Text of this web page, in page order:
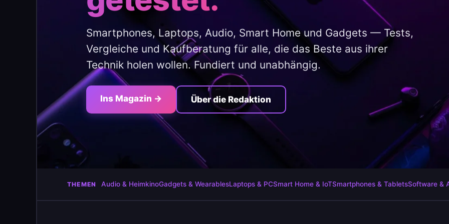
Smartphones, Laptops, Audio, Smart Home und Gadgets — Tests,
Vergleiche und Kaufberatung für alle, die das Beste aus ihrer
Technik holen wollen. Fundiert und unabhängig.
Ins Magazin → Über die Redaktion
THEMEN Audio & HeimkinoGadgets & WearablesLaptops & PCSmart Home & IoTSmartphones & TabletsSoftware &